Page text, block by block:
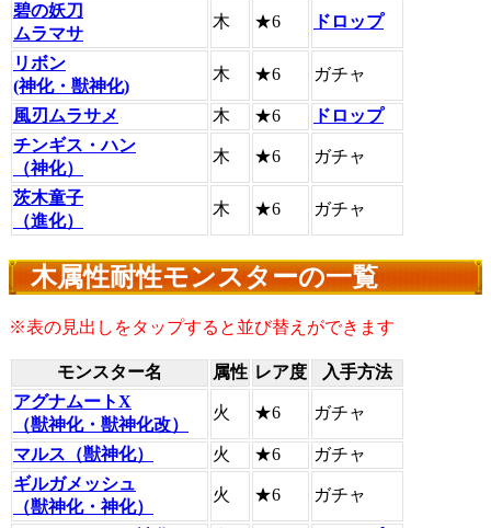
碧の妖刀
ムラマサ
木 ★6 ドロップ
リボン
(神化・獣神化)
木 ★6 ガチャ
風刃ムラサメ 木 ★6
ドロップ
チンギス・ハン
（神化）
木 ★6 ガチャ
茨木童子
（進化）
木 ★6 ガチャ
木属性耐性モンスターの一覧
※表の見出しをタップすると並び替えができます
モンスター名 属性 レア度
入手方法
アグナムートX
（獣神化・獣神化改）
火 ★6 ガチャ
マルス（獣神化） 火 ★6
ガチャ
ギルガメッシュ
（獣神化・神化）
火 ★6 ガチャ